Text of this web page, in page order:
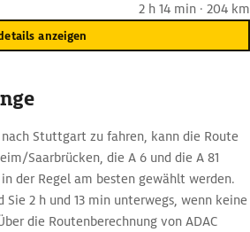
2 h 14 min · 204 km
anzeigen
Stuttgart zu fahren, kann die Route
Saarbrücken, die A 6 und die A 81
der Regel am besten gewählt werden.
2 h und 13 min unterwegs, wenn keine
die Routenberechnung von ADAC